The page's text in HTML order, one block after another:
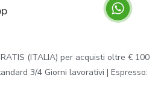
(ITALIA) per acquisti oltre € 100
3/4 Giorni lavorativi | Espresso: